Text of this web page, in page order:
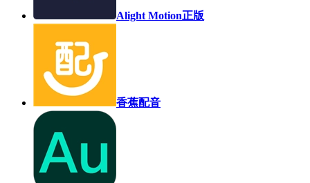
Alight Motion正版
香蕉配音